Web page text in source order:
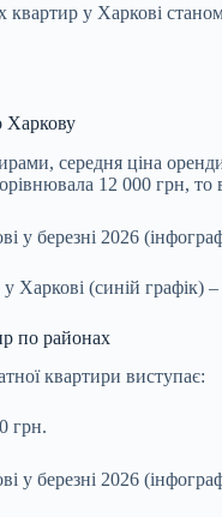
у Харкові
Харкову
середня ціна
12 000 грн, то
Харкові (синій графік)
по районах
квартири виступає:
грн.